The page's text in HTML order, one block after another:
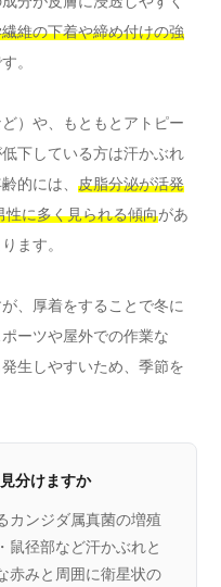
維の下着や締め付けの強
。
）や、もともとアトピー
下している方は汗かぶれ
的には、 皮脂分泌が活発
に多く見られる傾向があ
ます。
、厚着をすることで冬に
ーツや屋外での作業な
生しやすいため、季節を
分けますか
カンジダ属真菌の増殖
鼠径部など汗かぶれと
赤みと周囲に衛星状の